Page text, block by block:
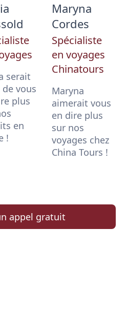
serait
de vous
plus
en
!
Maryna
Cordes
Spécialiste
en voyages
Chinatours
Maryna
aimerait vous
en dire plus
sur nos
voyages chez
China Tours !
appel gratuit